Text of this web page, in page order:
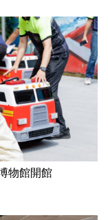
物館開館